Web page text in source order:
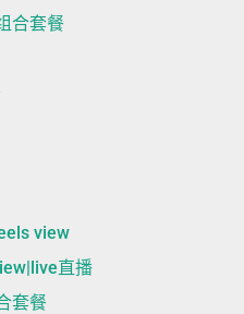
合套餐
view
直播
套餐